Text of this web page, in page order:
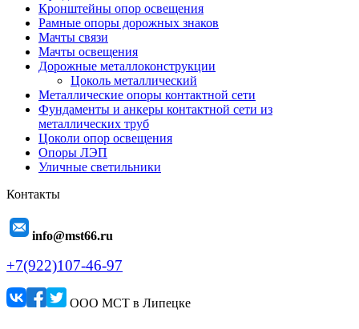
Кронштейны опор освещения
Рамные опоры дорожных знаков
Мачты связи
Мачты освещения
Дорожные металлоконструкции
Цоколь металлический
Металлические опоры контактной сети
Фундаменты и анкеры контактной сети из
металлических труб
Цоколи опор освещения
Опоры ЛЭП
Уличные светильники
Контакты
info@mst66.ru
+7(922)107-46-97
ООО МСТ в Липецке